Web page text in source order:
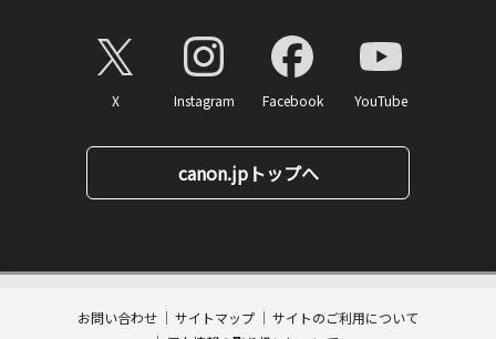
X Instagram Facebook YouTube
canon.jpトップへ
お問い合わせ サイトマップ
サイトのご利用について